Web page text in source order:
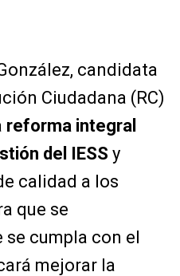
candidata
Ciudadana (RC)
reforma integral
del IESS y
calidad a los
que se
cumpla con el
mejorar la